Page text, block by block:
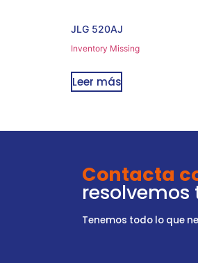
JLG 520AJ
Inventory Missing
Leer más
Contacta
Tenemos todo lo que